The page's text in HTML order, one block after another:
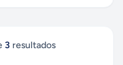
3 resultados